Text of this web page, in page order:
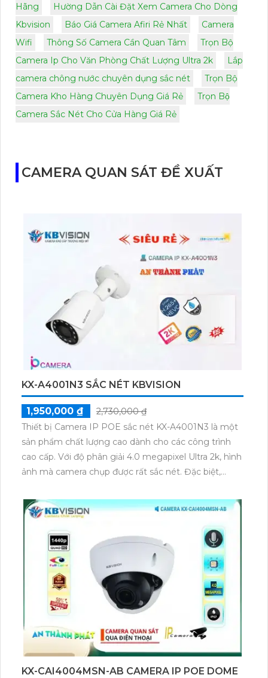
Hãng
Hường Dẫn Cài Đặt Xem Camera Cho Dòng
Kbvision
Báo Giá Camera Afiri Rẻ Nhất
Camera
Wifi
Thông Số Camera Cần Quan Tâm
Trọn Bộ
Camera Ip Cho Văn Phòng Chất Lượng Ultra 2k
Lắp
camera chông nước chuyên dụng sắc nét
Trọn Bộ
Camera Kho Hàng Chuyên Dụng Giá Rẻ
Trọn Bộ
Camera Sắc Nét Cho Cửa Hàng Giá Rẻ
CAMERA QUAN SÁT ĐỀ XUẤT
KX-A4001N3 SẮC NÉT KBVISION
1,950,000 ₫
2,730,000 ₫
Thiết bị Camera IP POE sắc nét KX-A4001N3 là một
sản phẩm chất lượng cao dành cho các công trình
cao cấp. Với độ phân giải 4.0 megapixel Ultra 2k, hình
ảnh mà camera chụp được rất sắc nét. Đặc biệt,
IR, cho phép quan sát ban đêm với khoảng cách lên
đến 30m và hình ảnh vẫn rõ nét. Loại camera này có
thiết kế dạng bullet, phù hợp để sử dụng ngoài trời
và thân kim loại, đảm bảo độ bền và bảo vệ tốt hơn.
Với khả năng tích hợp hệ thống dễ dàng, người dùng
có thể kết nối và điều khiển camera từ xa một cách
thuận tiện. Hơn nữa, camera cũng tích hợp khả năng
thu hình chất lượng, giúp quản lý và ghi lại các sự
kiện quan trọng một cách hiệu quả.
KX-CAI4004MSN-AB CAMERA IP POE DOME